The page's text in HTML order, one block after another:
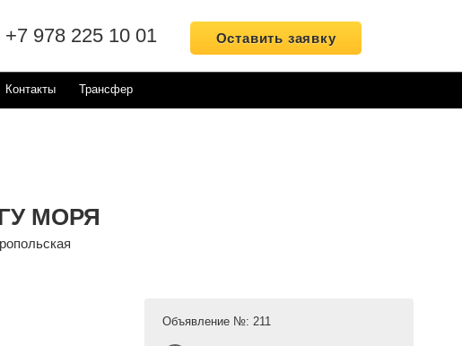
Оставить заявку
+7 978 225 10 01
Контакты Трансфер
МОРЯ
Объявление №: 211